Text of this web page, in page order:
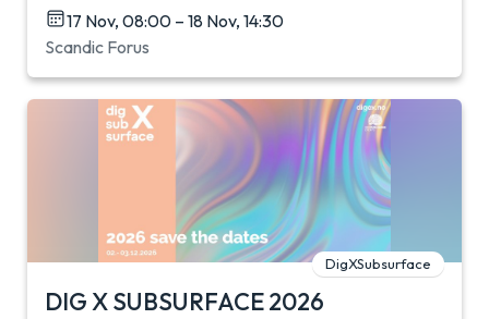
17 Nov, 08:00 – 18 Nov, 14:30
Scandic Forus
DigXSubsurface
DIG X SUBSURFACE 2026